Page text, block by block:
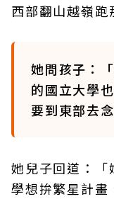
西部翻山越嶺跑
她問孩子：
的國立大學
要到東部去念
她兒子回道：「
學想拚繁星計畫